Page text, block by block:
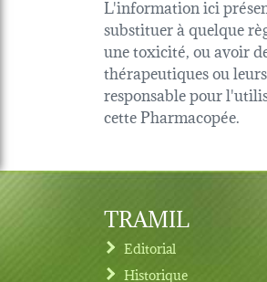
L'information ici
substituer à quelque
une toxicité, ou avoir
thérapeutiques ou
responsable pour
cette Pharmacopée.
TRAMIL
Editorial
Historique